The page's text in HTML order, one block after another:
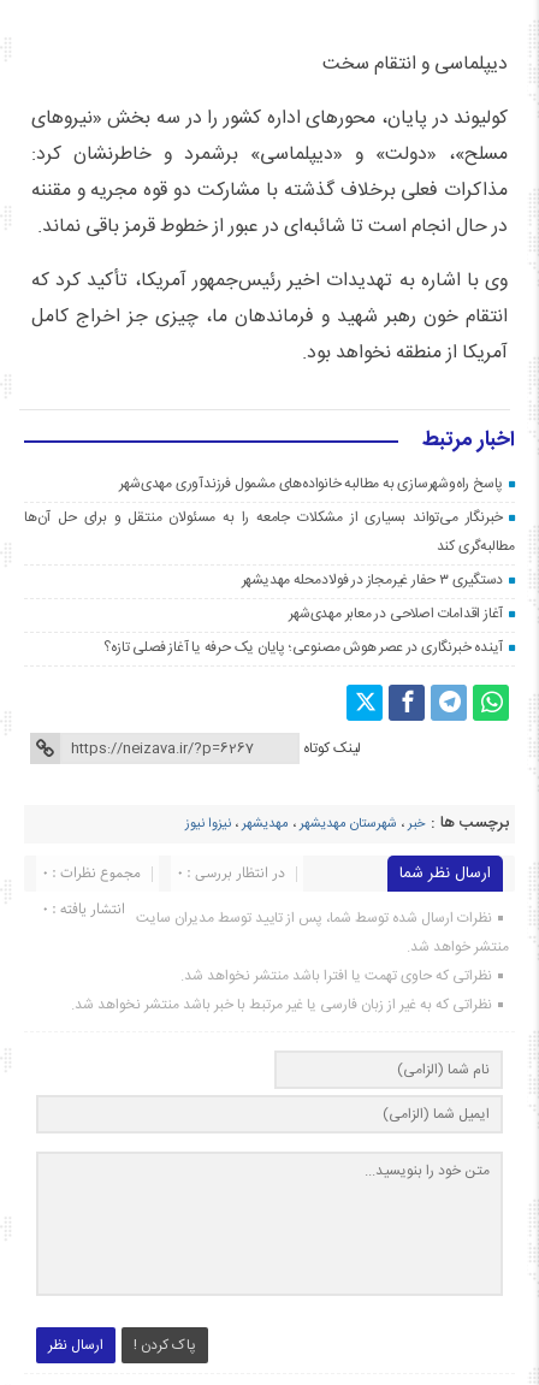
دیپلماسی و انتقام سخت
کولیوند در پایان، محورهای اداره کشور را در سه بخش «نیروهای
مسلح»، «دولت» و «دیپلماسی» برشمرد و خاطرنشان کرد:
مذاکرات فعلی برخلاف گذشته با مشارکت دو قوه مجریه و مقننه
در حال انجام است تا شائبه‌ای در عبور از خطوط قرمز باقی نماند.
وی با اشاره به تهدیدات اخیر رئیس‌جمهور آمریکا، تأکید کرد که
انتقام خون رهبر شهید و فرماندهان ما، چیزی جز اخراج کامل
آمریکا از منطقه نخواهد بود.
اخبار مرتبط
پاسخ راه‌وشهرسازی به مطالبه خانواده‌های مشمول فرزندآوری مهدی‌شهر
خبرنگار می‌تواند بسیاری از مشکلات جامعه را به مسئولان منتقل و برای حل آن‌ها
مطالبه‌گری کند
دستگیری ۳ حفار غیرمجاز در فولادمحله مهدیشهر
آغاز اقدامات اصلاحی در معابر مهدی‌شهر
آینده خبرنگاری در عصر هوش مصنوعی؛ پایان یک حرفه یا آغاز فصلی تازه؟
لینک کوتاه
برچسب ها : خبر، شهرستان مهدیشهر، مهدیشهر، نیزوا نیوز
ارسال نظر شما مجموع نظرات : 0
در انتظار بررسی : 0
انتشار یافته : ۰ نظرات ارسال شده توسط شما، پس از تایید توسط مدیران سایت
منتشر خواهد شد.
نظراتی که حاوی تهمت یا افترا باشد منتشر نخواهد شد.
نظراتی که به غیر از زبان فارسی یا غیر مرتبط با خبر باشد منتشر نخواهد شد.
ارسال نظر پاک کردن !